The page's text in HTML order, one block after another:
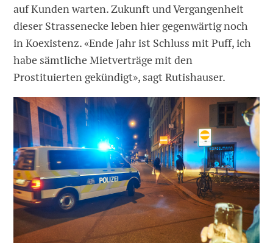
auf Kunden warten. Zukunft und Vergangenheit
dieser Strassenecke leben hier gegenwärtig noch
in Koexistenz. «Ende Jahr ist Schluss mit Puff, ich
habe sämtliche Mietverträge mit den
Prostituierten gekündigt», sagt Rutishauser.